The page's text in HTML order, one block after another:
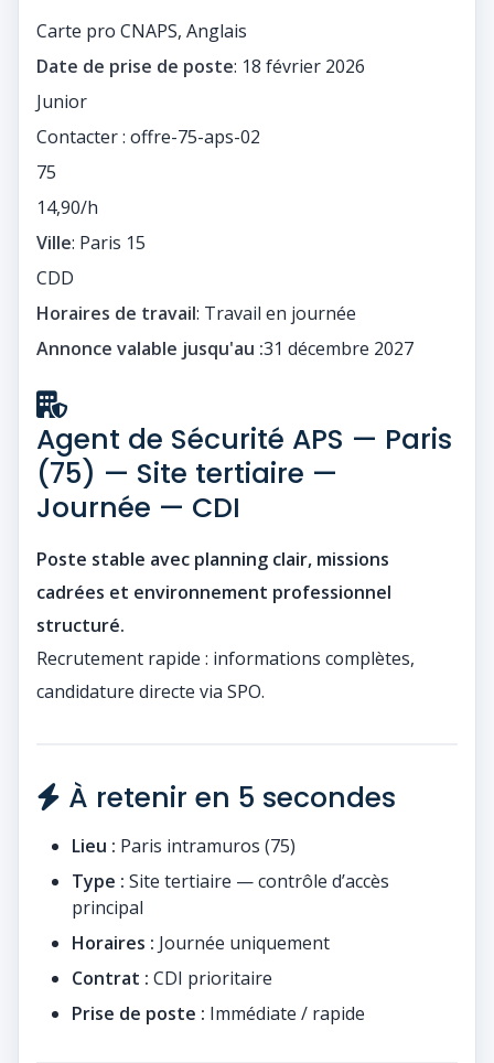
Carte pro CNAPS, Anglais
Date de prise de poste: 18 février 2026
Junior
Contacter : offre-75-aps-02
75
14,90/h
Ville: Paris 15
CDD
Horaires de travail: Travail en journée
Annonce valable jusqu'au :31 décembre 2027
Agent de Sécurité APS — Paris
(75) — Site tertiaire —
Journée — CDI
Poste stable avec planning clair, missions
cadrées et environnement professionnel
structuré.
Recrutement rapide : informations complètes,
candidature directe via SPO.
À retenir en 5 secondes
Lieu : Paris intramuros (75)
Type : Site tertiaire — contrôle d’accès
principal
Horaires : Journée uniquement
Contrat : CDI prioritaire
Prise de poste : Immédiate / rapide